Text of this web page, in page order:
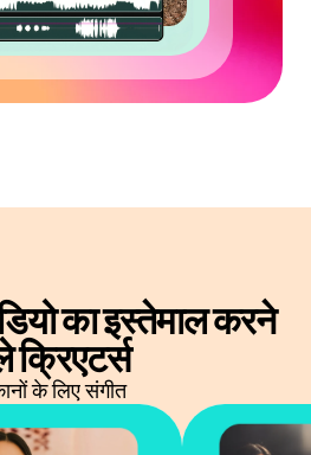
का इस्तेमाल करने
क्रिएटर्स
के लिए संगीत